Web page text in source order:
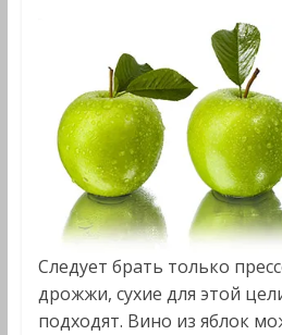
Следует брать только
дрожжи, сухие для этой
подходят. Вино из яблок